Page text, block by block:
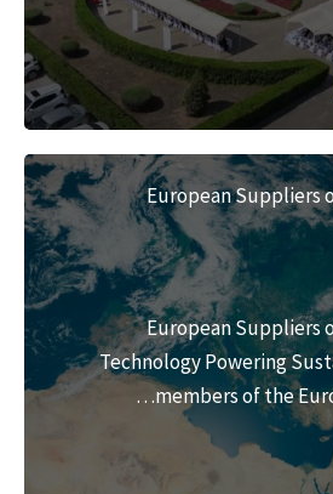
European Suppliers
European Suppliers
Technology Powering
members of the